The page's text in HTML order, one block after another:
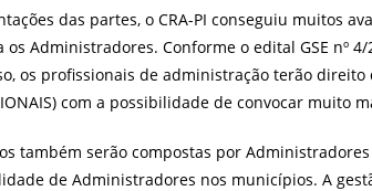
das partes, o CRA-PI conseguiu muitos
Administradores. Conforme o edital GSE nº
os profissionais de administração terão
com a possibilidade de convocar muito
também serão compostas por
de Administradores nos municípios. A